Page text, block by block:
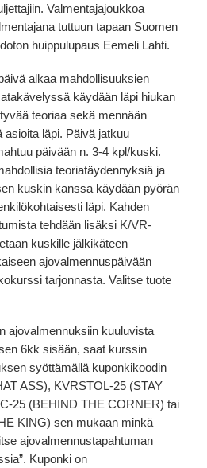
Valmentajajoukkoa
tuttuun tapaan Suomen
huippulupaus Eemeli Lahti.
alkaa mahdollisuuksien
käydään läpi hiukan
teoriaa sekä mennään
asioita läpi. Päivä jatkuu
päivään n. 3-4 kpl/kuski.
teoriatäydennyksiä ja
kuskin kanssa käydään pyörän
läpi. Kahden
tehdään lisäksi K/VR-
kuskille jälkikäteen
ajovalmennuspäivään
tarjonnasta. Valitse tuote
ajovalmennuksiin kuuluvista
6kk sisään, saat kurssin
syöttämällä kuponkikoodin
ASS), KVRSTOL-25 (STAY
25 (BEHIND THE CORNER) tai
KING) sen mukaan minkä
ajovalmennustapahtuman
Kuponki on